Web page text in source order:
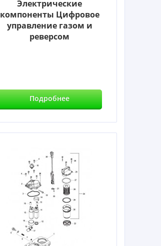
Электрические
компоненты Цифровое
управление газом и
реверсом
Подробнее